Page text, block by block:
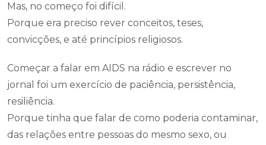
Mas, no começo foi difícil.
Porque era preciso rever conceitos, teses,
convicções, e até princípios religiosos.
Começar a falar em AIDS na rádio e escrever no
jornal foi um exercício de paciência, persistência,
resiliência.
Porque tinha que falar de como poderia contaminar,
das relações entre pessoas do mesmo sexo, ou